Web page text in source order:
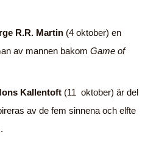
R.R. Martin (4 oktober) en
av mannen bakom Game of
Kallentoft (11 oktober) är del
av de fem sinnena och elfte